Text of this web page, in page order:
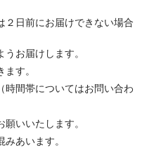
２日前にお届けできない場合
お届けします。
す。
時間帯についてはお問い合わ
いいたします。
あいます。